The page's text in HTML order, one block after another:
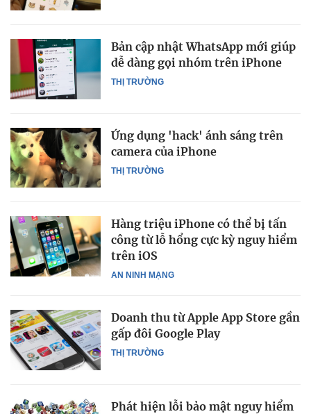
THỊ TRƯỜNG
Bản cập nhật WhatsApp mới giúp
dễ dàng gọi nhóm trên iPhone
THỊ TRƯỜNG
Ứng dụng 'hack' ánh sáng trên
camera của iPhone
AN NINH MẠNG
Hàng triệu iPhone có thể bị tấn
công từ lỗ hổng cực kỳ nguy hiểm
trên iOS
THỊ TRƯỜNG
Doanh thu từ Apple App Store gần
gấp đôi Google Play
Phát hiện lỗi bảo mật nguy hiểm